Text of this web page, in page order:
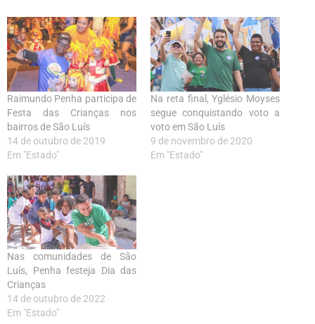
Raimundo Penha participa de
Festa das Crianças nos
bairros de São Luís
14 de outubro de 2019
Em "Estado"
Na reta final, Yglésio Moyses
segue conquistando voto a
voto em São Luís
9 de novembro de 2020
Em "Estado"
Nas comunidades de São
Luís, Penha festeja Dia das
Crianças
14 de outubro de 2022
Em "Estado"